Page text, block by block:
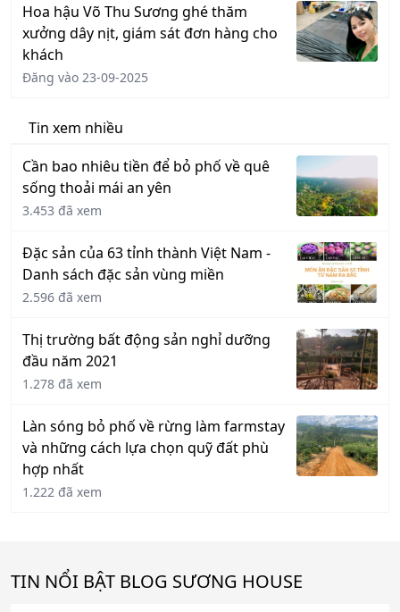
Hoa hậu Võ Thu Sương ghé thăm
xưởng dây nịt, giám sát đơn hàng cho
khách
Đăng vào 23-09-2025
Tin xem nhiều
Cần bao nhiêu tiền để bỏ phố về quê
sống thoải mái an yên
3.453 đã xem
Đặc sản của 63 tỉnh thành Việt Nam -
Danh sách đặc sản vùng miền
2.596 đã xem
Thị trường bất động sản nghỉ dưỡng
đầu năm 2021
1.278 đã xem
Làn sóng bỏ phố về rừng làm farmstay
và những cách lựa chọn quỹ đất phù
hợp nhất
1.222 đã xem
TIN NỔI BẬT BLOG SƯƠNG HOUSE